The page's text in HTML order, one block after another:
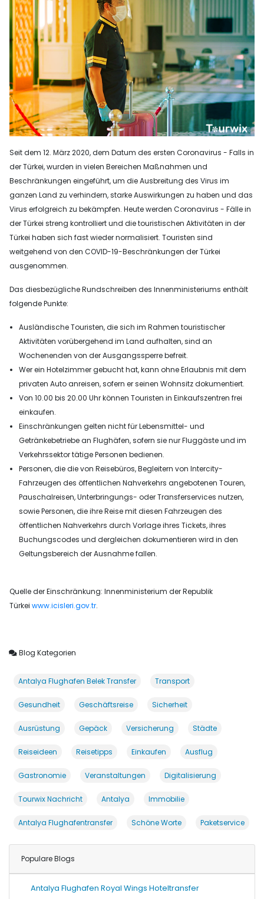
Seit dem 12. März 2020, dem Datum des ersten Coronavirus - Falls in
der Türkei, wurden in vielen Bereichen Maßnahmen und
Beschränkungen eingeführt, um die Ausbreitung des Virus im
ganzen Land zu verhindern, starke Auswirkungen zu haben und das
Virus erfolgreich zu bekämpfen. Heute werden Coronavirus - Fälle in
der Türkei streng kontrolliert und die touristischen Aktivitäten in der
Türkei haben sich fast wieder normalisiert. Touristen sind
weitgehend von den COVID-19-Beschränkungen der Türkei
ausgenommen.
Das diesbezügliche Rundschreiben des Innenministeriums enthält
folgende Punkte:
Ausländische Touristen, die sich im Rahmen touristischer
Aktivitäten vorübergehend im Land aufhalten, sind an
Wochenenden von der Ausgangssperre befreit.
Wer ein Hotelzimmer gebucht hat, kann ohne Erlaubnis mit dem
privaten Auto anreisen, sofern er seinen Wohnsitz dokumentiert.
Von 10.00 bis 20.00 Uhr können Touristen in Einkaufszentren frei
einkaufen.
Einschränkungen gelten nicht für Lebensmittel- und
Getränkebetriebe an Flughäfen, sofern sie nur Fluggäste und im
Verkehrssektor tätige Personen bedienen.
Personen, die die von Reisebüros, Begleitern von Intercity-
Fahrzeugen des öffentlichen Nahverkehrs angebotenen Touren,
Pauschalreisen, Unterbringungs- oder Transferservices nutzen,
sowie Personen, die ihre Reise mit diesen Fahrzeugen des
öffentlichen Nahverkehrs durch Vorlage ihres Tickets, ihres
Buchungscodes und dergleichen dokumentieren wird in den
Geltungsbereich der Ausnahme fallen.
Quelle der Einschränkung: Innenministerium der Republik
Türkei www.icisleri.gov.tr.
Blog Kategorien
Antalya Flughafen Belek Transfer Transport
Gesundheit Geschäftsreise Sicherheit
Ausrüstung Gepäck Versicherung Städte
Reiseideen Reisetipps Einkaufen Ausflug
Gastronomie Veranstaltungen Digitalisierung
Tourwix Nachricht Antalya Immobilie
Antalya Flughafentransfer Schöne Worte Paketservice
Populare Blogs
Antalya Flughafen Royal Wings Hoteltransfer